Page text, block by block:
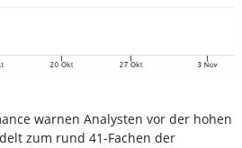
warnen Analysten vor der hohen
zum rund 41-Fachen der